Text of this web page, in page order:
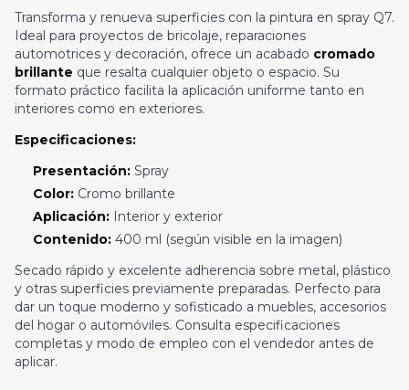
Transforma y renueva superficies con la pintura en spray Q7.
Ideal para proyectos de bricolaje, reparaciones
automotrices y decoración, ofrece un acabado cromado
brillante que resalta cualquier objeto o espacio. Su
formato práctico facilita la aplicación uniforme tanto en
interiores como en exteriores.
Especificaciones:
Presentación:Spray
Color:Cromo brillante
Aplicación:Interior y exterior
Contenido:400 ml (según visible en la imagen)
Secado rápido y excelente adherencia sobre metal, plástico
y otras superficies previamente preparadas. Perfecto para
dar un toque moderno y sofisticado a muebles, accesorios
del hogar o automóviles. Consulta especificaciones
completas y modo de empleo con el vendedor antes de
aplicar.